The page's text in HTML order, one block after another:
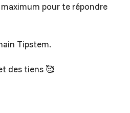
pour te répondre
Tipstem.
des tiens 🥰